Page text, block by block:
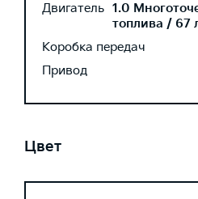
Двигатель 1.0
топлива / 67
Коробка передач
Привод
Цвет